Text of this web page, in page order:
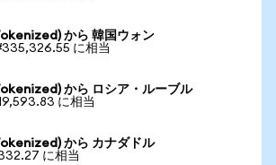
から 韓国ウォン
に相当
から ロシア・ルーブル
に相当
から カナダドル
に相当